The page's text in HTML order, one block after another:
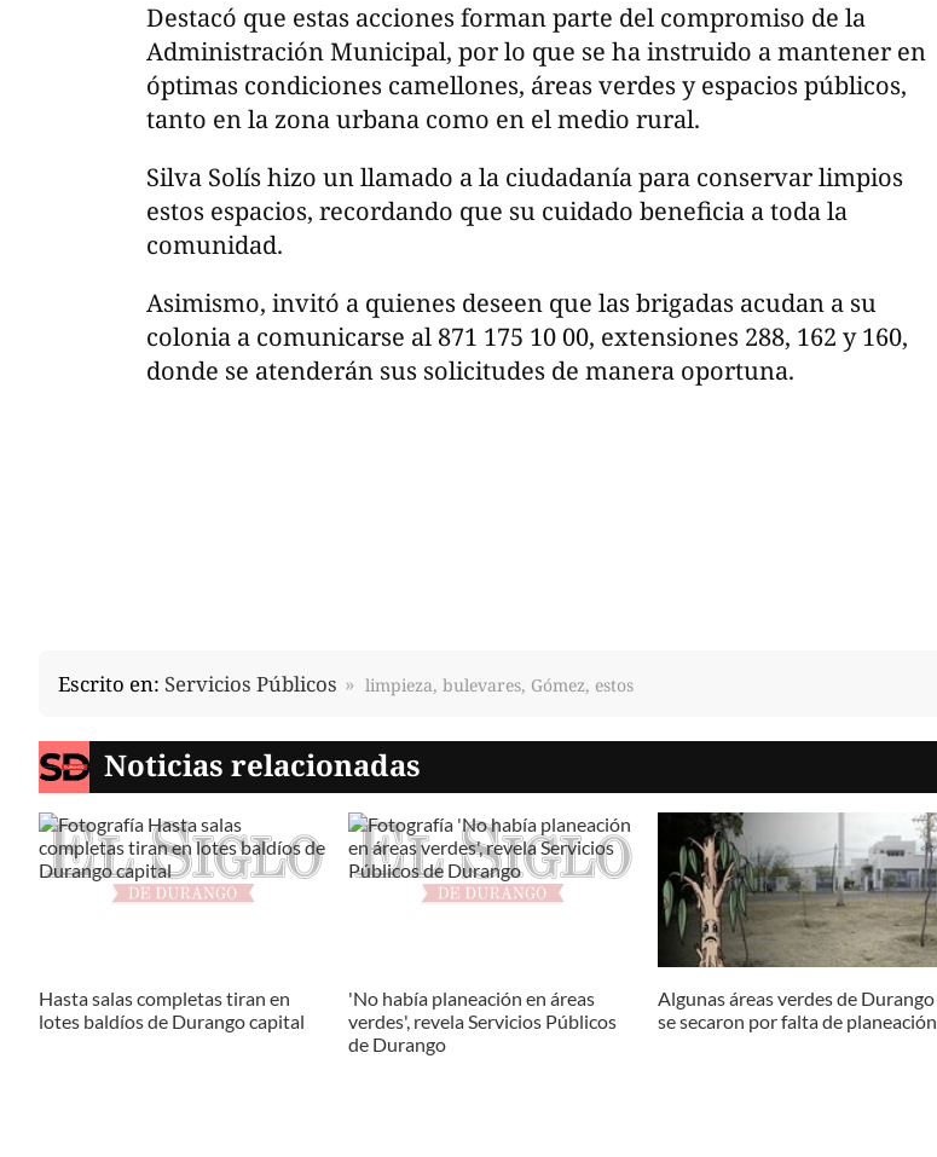
Destacó que estas acciones forman parte del compromiso de la
Administración Municipal, por lo que se ha instruido a mantener en
óptimas condiciones camellones, áreas verdes y espacios públicos,
tanto en la zona urbana como en el medio rural.
Silva Solís hizo un llamado a la ciudadanía para conservar limpios
estos espacios, recordando que su cuidado beneficia a toda la
comunidad.
Asimismo, invitó a quienes deseen que las brigadas acudan a su
colonia a comunicarse al 871 175 10 00, extensiones 288, 162 y 160,
donde se atenderán sus solicitudes de manera oportuna.
Escrito en: Servicios Públicos limpieza, bulevares, Gómez, estos
Noticias relacionadas
Hasta salas completas tiran en
lotes baldíos de Durango capital
'No había planeación en áreas
verdes', revela Servicios Públicos
de Durango
Algunas áreas verdes de Durango
se secaron por falta de planeación